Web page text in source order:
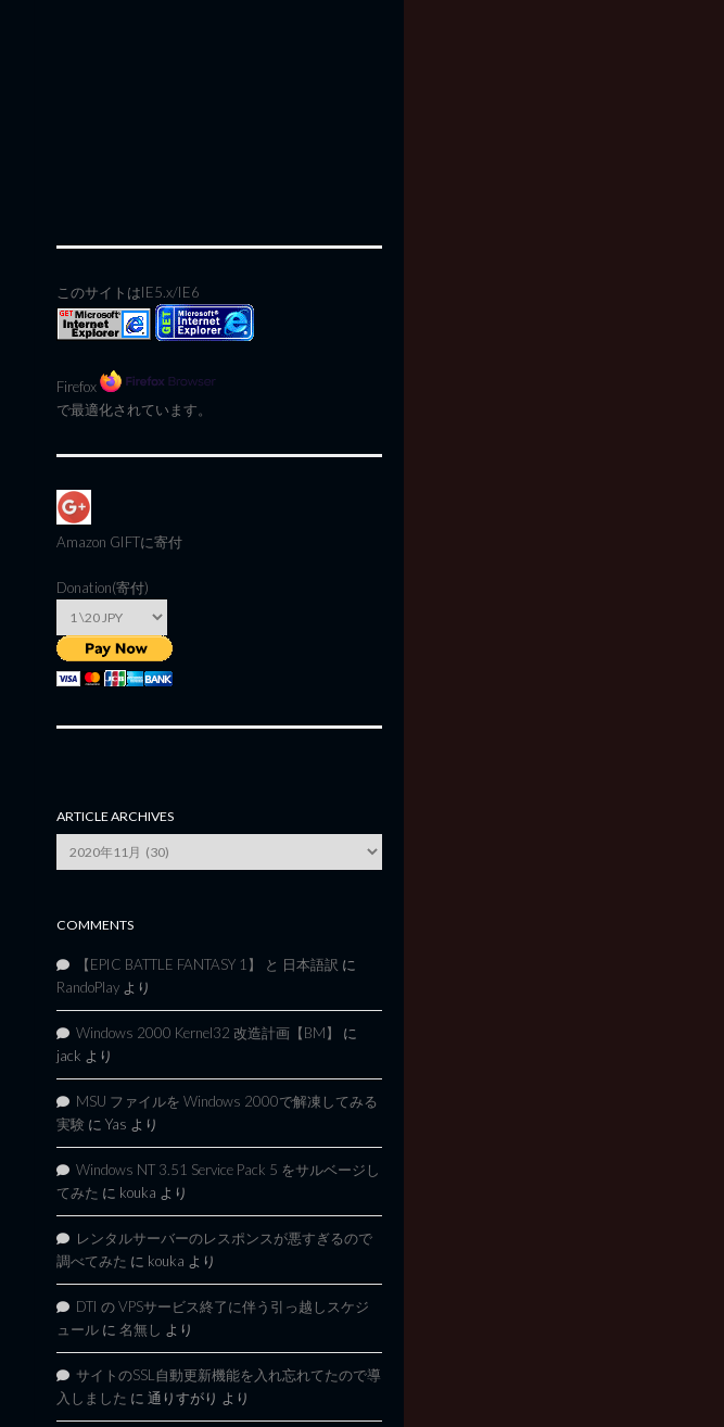
このサイトはIE5.x/IE6
Firefox
で最適化されています。
Amazon GIFTに寄付
Donation(寄付)
ARTICLE ARCHIVES
Archives
COMMENTS
【EPIC BATTLE FANTASY 1】 と 日本語訳 に
RandoPlay より
Windows 2000 Kernel32 改造計画【BM】
に
jack より
MSU ファイルを Windows 2000で解凍してみる
実験 に Yas より
Windows NT 3.51 Service Pack 5 をサルベージし
てみた に kouka より
レンタルサーバーのレスポンスが悪すぎるので
調べてみた に kouka より
DTI の VPSサービス終了に伴う引っ越しスケジ
ュール に 名無し より
サイトのSSL自動更新機能を入れ忘れてたので導
入しました に 通りすがり より